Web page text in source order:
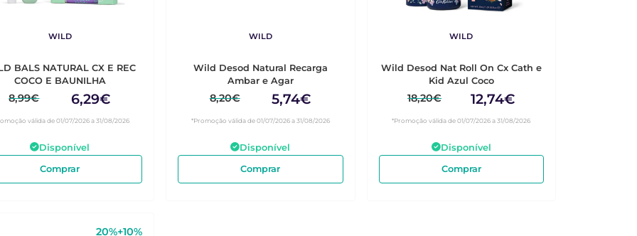
WILD
BALS NATURAL CX E REC
COCO E BAUNILHA
8,99€ 6,29€
válida de 01/07/2026 a 31/08/2026
Disponível
Comprar
WILD
Wild Desod Natural Recarga
Ambar e Agar
8,20€ 5,74€
*Promoção válida de 01/07/2026 a 31/08/2026
Disponível
Comprar
WILD
Wild Desod Nat Roll On Cx Cath e
Kid Azul Coco
18,20€ 12,74€
*Promoção válida de 01/07/2026 a 31/08/2026
Disponível
Comprar
20%+10%